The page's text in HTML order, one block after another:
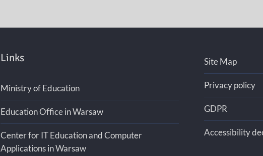
Links
Ministry of Education
Education Office in Warsaw
Center for IT Education and Computer
Applications in Warsaw
Site Map
Privacy policy
GDPR
Accessibility